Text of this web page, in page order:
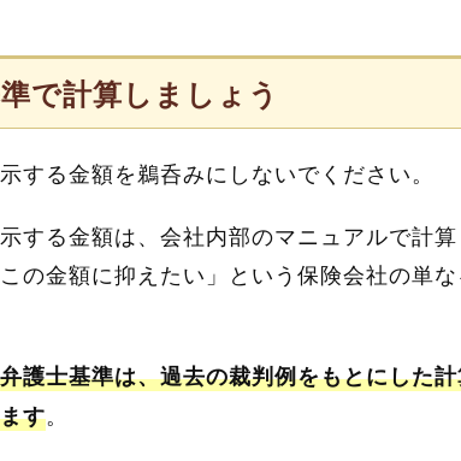
で計算しましょう
する金額を鵜呑みにしないでください。
する金額は、会社内部のマニュアルで計算
この金額に抑えたい」という保険会社の単
弁護士基準は、過去の裁判例をもとにした
す。